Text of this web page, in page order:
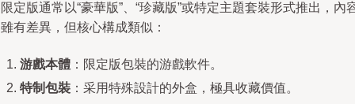
定版通常以“豪華版”、“珍藏版”或特定主題套裝形式推出，內
有差異，但核心構成類似：
游戲本體 ：限定版包裝的游戲軟件。
特制包裝 ：采用特殊設計的外盒，極具收藏價值。